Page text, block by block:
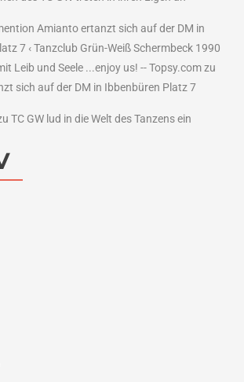
Amianto ertanzt sich auf der DM in
7 ‹ Tanzclub Grün-Weiß Schermbeck 1990
Leib und Seele ...enjoy us! -- Topsy.comzu
sich auf der DM in Ibbenbüren Platz 7
TC GW lud in die Welt des Tanzens ein